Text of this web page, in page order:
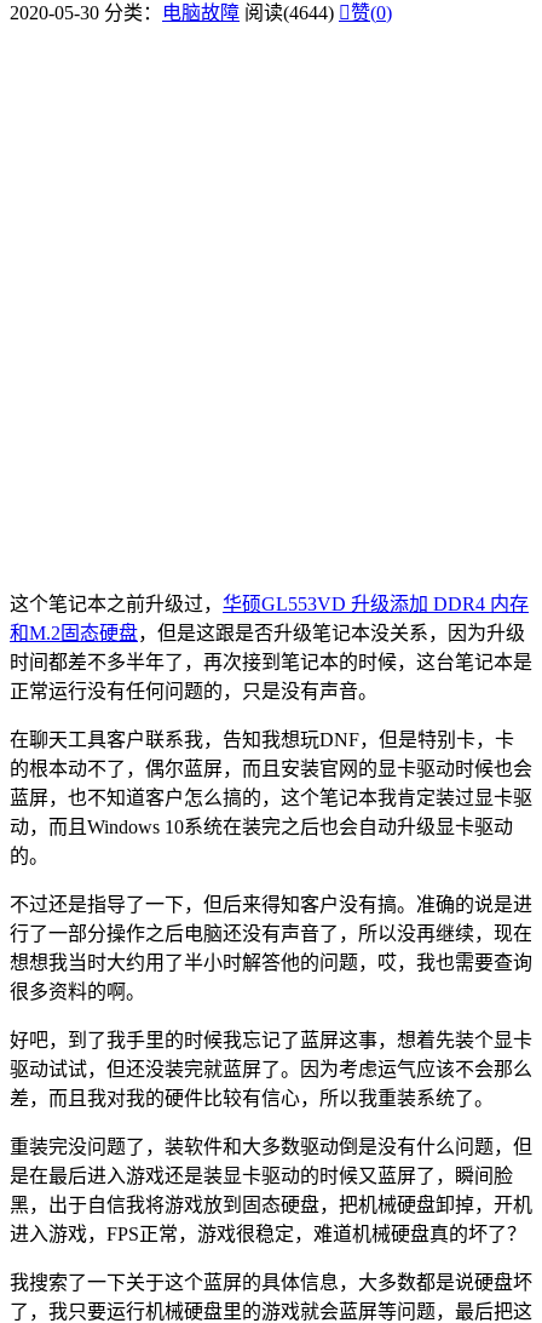
2020-05-30 分类： 电脑故障 阅读(4644) 赞(0)
这个笔记本之前升级过， 华硕GL553VD 升级添加 DDR4 内存
和M.2固态硬盘，但是这跟是否升级笔记本没关系，因为升级
时间都差不多半年了，再次接到笔记本的时候，这台笔记本是
正常运行没有任何问题的，只是没有声音。
在聊天工具客户联系我，告知我想玩DNF，但是特别卡，卡
的根本动不了，偶尔蓝屏，而且安装官网的显卡驱动时候也会
蓝屏，也不知道客户怎么搞的，这个笔记本我肯定装过显卡驱
动，而且Windows 10系统在装完之后也会自动升级显卡驱动
的。
不过还是指导了一下，但后来得知客户没有搞。准确的说是进
行了一部分操作之后电脑还没有声音了，所以没再继续，现在
想想我当时大约用了半小时解答他的问题，哎，我也需要查询
很多资料的啊。
好吧，到了我手里的时候我忘记了蓝屏这事，想着先装个显卡
驱动试试，但还没装完就蓝屏了。因为考虑运气应该不会那么
差，而且我对我的硬件比较有信心，所以我重装系统了。
重装完没问题了，装软件和大多数驱动倒是没有什么问题，但
是在最后进入游戏还是装显卡驱动的时候又蓝屏了，瞬间脸
黑，出于自信我将游戏放到固态硬盘，把机械硬盘卸掉，开机
进入游戏，FPS正常，游戏很稳定，难道机械硬盘真的坏了？
我搜索了一下关于这个蓝屏的具体信息，大多数都是说硬盘坏
了，我只要运行机械硬盘里的游戏就会蓝屏等问题，最后把这